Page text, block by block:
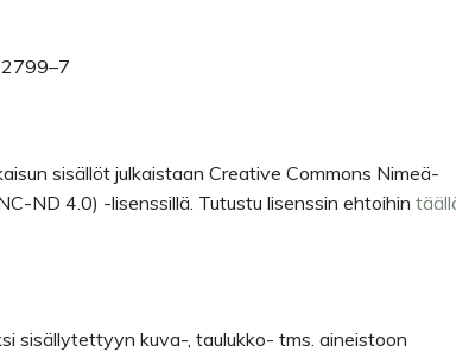
sisällöt julkaistaan Creative Commons Nimeä-
ND 4.0) -lisenssillä. Tutustu lisenssin ehtoihin
sisällytettyyn kuva-, taulukko- tms. aineistoon